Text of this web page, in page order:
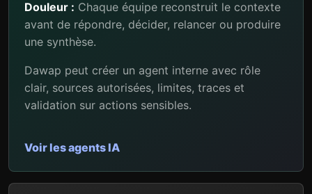
Douleur : Chaque équipe reconstruit le contexte
avant de répondre, décider, relancer ou produire
une synthèse.
Dawap peut créer un agent interne avec rôle
clair, sources autorisées, limites, traces et
validation sur actions sensibles.
Voir les agents IA